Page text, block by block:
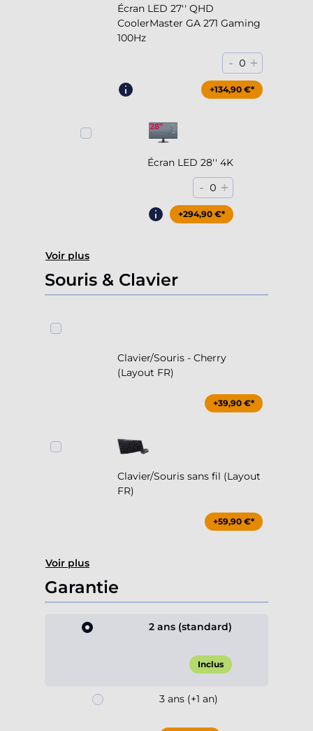
Écran LED 27'' QHD
CoolerMaster GA 271 Gaming
100Hz
- 0 +
+204,90 €*
+134,90 €*
Écran LED 28'' 4K
- 0 +
+294,90 €*
Voir plus
Souris & Clavier
Clavier/Souris - Cherry
(Layout FR)
+39,90 €*
Clavier/Souris sans fil (Layout
FR)
+59,90 €*
Voir plus
Garantie
2 ans (standard)
Inclus
3 ans (+1 an)